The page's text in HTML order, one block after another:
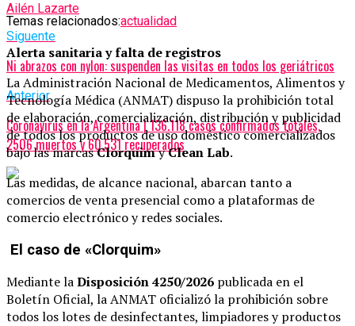
Temas relacionados:actualidad
Siguente
Ni abrazos con nylon: suspenden las visitas en todos los geriátricos
Anterior
Coronavirus en la Argentina | 136.118 casos confirmados totales,
2506 muertos y 60.531 recuperados
Ailén Lazarte
Alerta sanitaria y falta de registros
La Administración Nacional de Medicamentos, Alimentos y
Tecnología Médica (ANMAT) dispuso la prohibición total
de elaboración, comercialización, distribución y publicidad
de todos los productos de uso doméstico comercializados
bajo las marcasClorquimyClean Lab.
Las medidas, de alcance nacional, abarcan tanto a
comercios de venta presencial como a plataformas de
comercio electrónico y redes sociales.
El caso de «Clorquim»
Mediante laDisposición 4250/2026 publicada en el
Boletín Oficial, la ANMAT oficializó la prohibición sobre
todos los lotes de desinfectantes, limpiadores y productos